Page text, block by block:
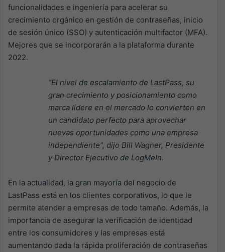
funcionalidades e ingeniería para acelerar su
crecimiento orgánico en gestión de contraseñas, inicio
de sesión único (SSO) y autenticación multifactor (MFA).
Mejores que se incorporarán a la plataforma durante
2022.
“El nivel de escalamiento de LastPass, su
gran crecimiento y posicionamiento como
marca lídere en el mercado lo convierten en
un candidato perfecto para aprovechar
nuevas oportunidades como una empresa
independiente”, dijo Bill Wagner, Presidente
y Director Ejecutivo de LogMeIn.
En la actualidad, la gran mayoría del negocio de
LastPass está en los clientes corporativos, lo que le
permite atender a empresas de todo tamaño. Además, la
importancia de asegurar la verificación de identidad
entre los consumidores y las empresas está
aumentando dada la rápida proliferación de contraseñas